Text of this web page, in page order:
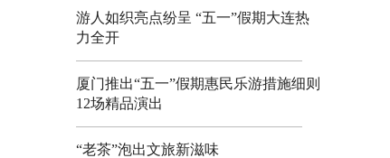
游人如织亮点纷呈 “五一”假期大连热
力全开
厦门推出“五一”假期惠民乐游措施细则
12场精品演出
“老茶”泡出文旅新滋味